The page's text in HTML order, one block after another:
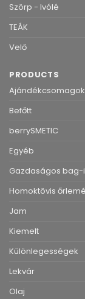
Szörp - Ivólé
TEÁK
Velő
PRODUCTS
Ajándékcsomagok
Befőtt
berrySMETIC
Egyéb
Gazdaságos
Homoktövis
Jam
Kiemelt
Különlegességek
Lekvár
Olaj